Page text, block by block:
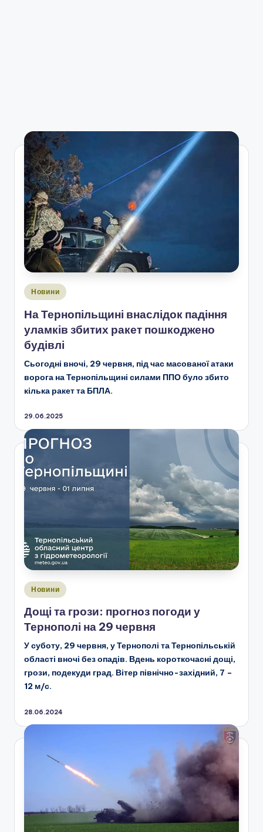
Опубліковано
Новини
На Тернопільщині внаслідок падіння
уламків збитих ракет пошкоджено
будівлі
Сьогодні вночі, 29 червня, під час масованої атаки
ворога на Тернопільщині силами ППО було збито
кілька ракет та БПЛА.
29.06.2025
Опубліковано
Новини
Дощі та грози: прогноз погоди у
Тернополі на 29 червня
У суботу, 29 червня, у Тернополі та Тернопільській
області вночі без опадів. Вдень короткочасні дощі,
грози, подекуди град. Вітер північно-західний, 7 –
12 м/с.
28.06.2024